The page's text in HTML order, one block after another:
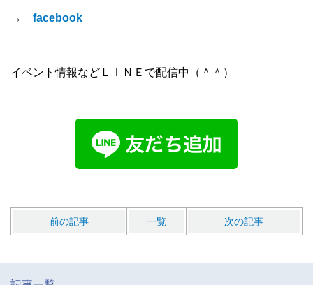
→ facebook
イベント情報などＬＩＮＥで配信中（＾＾）
前の記事 一覧 次の記事